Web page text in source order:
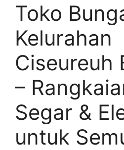
Toko
Kelurahan
Ciseureuh
–
Segar &
untuk